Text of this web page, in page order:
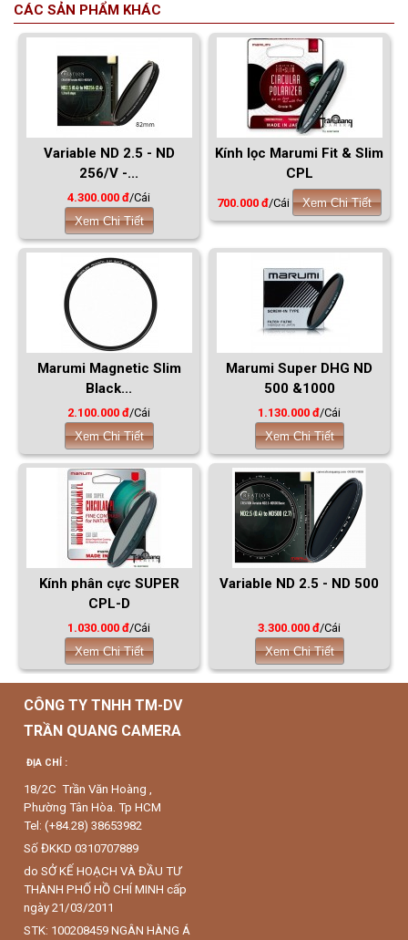
CÁC SẢN PHẨM KHÁC
Variable ND 2.5 - ND
256/V -...
4.300.000 đ/Cái
Xem Chi Tiết
Kính lọc Marumi Fit & Slim
CPL
700.000 đ/Cái Xem Chi Tiết
Marumi Magnetic Slim
Black...
2.100.000 đ/Cái
Xem Chi Tiết
Marumi Super DHG ND
500 &1000
1.130.000 đ/Cái
Xem Chi Tiết
Kính phân cực SUPER
CPL-D
1.030.000 đ/Cái
Xem Chi Tiết
Variable ND 2.5 - ND 500
3.300.000 đ/Cái
Xem Chi Tiết
CÔNG TY TNHH TM-DV
TRẦN QUANG CAMERA
ĐỊA CHỈ :
18/2C Trần Văn Hoàng ,
Phường Tân Hòa. Tp HCM
Tel: (+84.28) 38653982
Số ĐKKD 0310707889
do SỞ KẾ HOẠCH VÀ ĐẦU TƯ
THÀNH PHỐ HỒ CHÍ MINH cấp
ngày 21/03/2011
STK: 100208459 NGÂN HÀNG Á